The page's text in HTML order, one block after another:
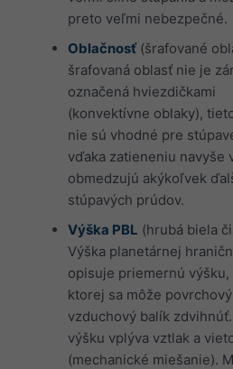
preto veľmi nebezpečné.
Oblačnosť(šrafované
šrafovaná oblasť nie je
označená hviezdičkami
(konvektívne oblaky),
nie sú vhodné pre
vďaka zatieneniu navyše
obmedzujú akýkoľvek
stúpavých prúdov.
Výška PBL (hrubá biela
Výška planetárnej
opisuje priemernú výšku,
ktorej sa môže povrchový
vzduchový balík
výšku vplýva vztlak a
(mechanické miešanie).